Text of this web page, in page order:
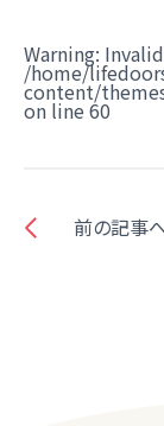
Warning:
/home/
content/
on line 60
前の記事